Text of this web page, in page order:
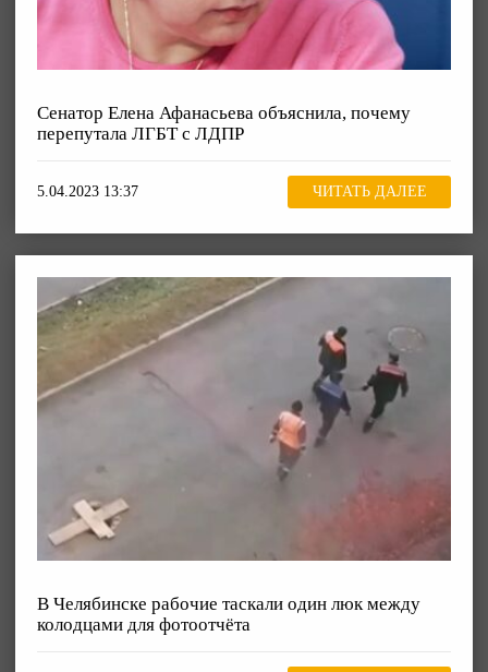
Сенатор Елена Афанасьева объяснила, почему
перепутала ЛГБТ с ЛДПР
5.04.2023 13:37 ЧИТАТЬ ДАЛЕЕ
В Челябинске рабочие таскали один люк между
колодцами для фотоотчёта